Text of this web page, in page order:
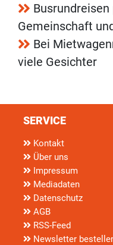
Gemeinschaft
Bei
viele Gesichter
SERVICE
Kontakt
Über uns
Impressum
Mediadaten
Datenschutz
AGB
RSS-Feed
Newsletter